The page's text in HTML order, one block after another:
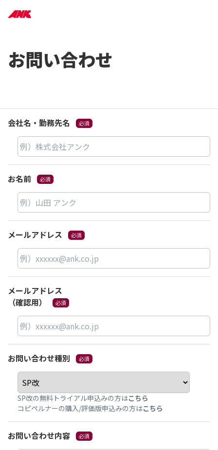
お問い合わせ
会社名・勤務先名
お名前
メールアドレス
メールアドレス
（確認用）
お問い合わせ種別
SP改の無料トライアル申込みの方はこちら
コピペルナーの購入/評価版申込みの方はこちら
お問い合わせ内容